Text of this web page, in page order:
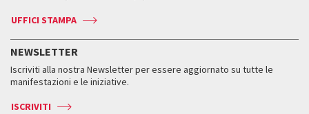
Press
Accrediti
Come raggiungerci
Accrediti
Come raggiungerci
Contatti
Press
Press
Edizioni passate
Orari e sedi
Biglietti
Servizi al pubblico
Come raggiungerci
ASAC DATI
Storia
Orari e sedi
UFFICI STAMPA
NEWSLETTER
Iscriviti alla nostra Newsletter per essere aggiornato su tutte le
manifestazioni e le iniziative.
ISCRIVITI